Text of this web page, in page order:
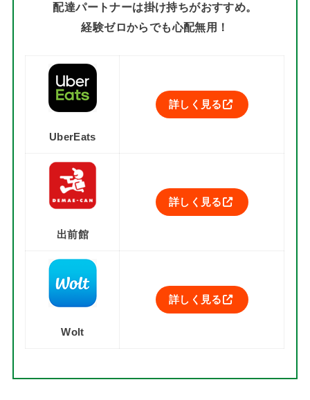
配達パートナーは掛け持ちがおすすめ。
経験ゼロからでも心配無用！
UberEats
詳しく見る
出前館
詳しく見る
Wolt
詳しく見る